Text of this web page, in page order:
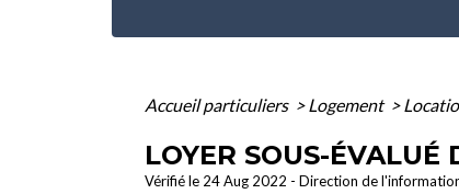
Accueil particuliers > Logement >
LOYER SOUS-
Vérifié le 24 Aug 2022 - Direction de